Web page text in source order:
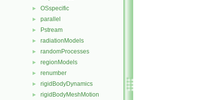
► OSspecific
► parallel
► Pstream
► radiationModels
► randomProcesses
► regionModels
► renumber
► rigidBodyDynamics
► rigidBodyMeshMotion